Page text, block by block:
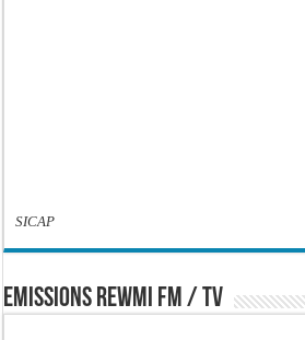
SICAP
EMISSIONS REWMI FM / TV